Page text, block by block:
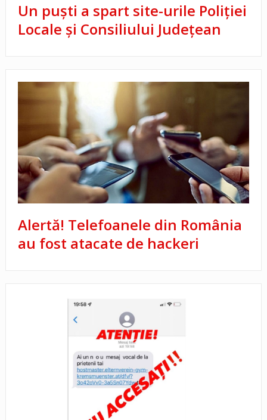
Un puști a spart site-urile Poliției
Locale și Consiliului Județean
Alertă! Telefoanele din România
au fost atacate de hackeri